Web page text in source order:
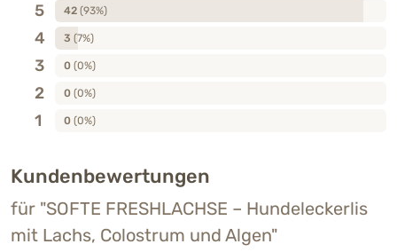
5 42 (93%)
4 3 (7%)
3 0 (0%)
2 0 (0%)
1 0 (0%)
Kundenbewertungen
für "SOFTE FRESHLACHSE – Hundeleckerlis
mit Lachs, Colostrum und Algen"